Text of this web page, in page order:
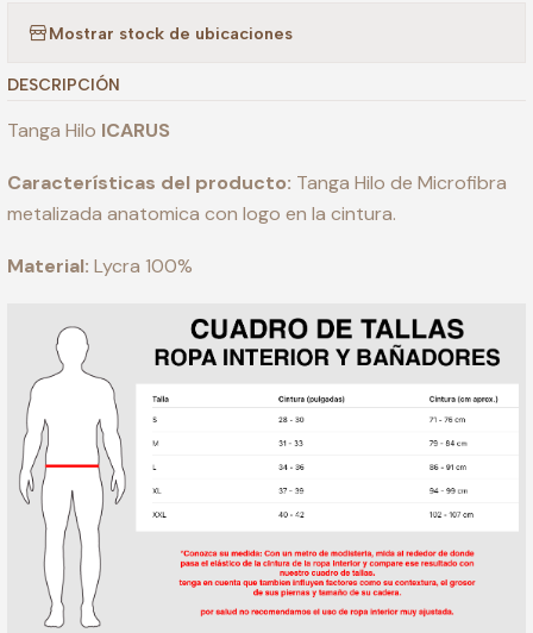
Mostrar stock de ubicaciones
DESCRIPCIÓN
Tanga Hilo ICARUS
Características del producto: Tanga Hilo de Microfibra
metalizada anatomica con logo en la cintura.
Material: Lycra 100%